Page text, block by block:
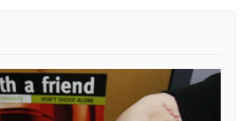
lai